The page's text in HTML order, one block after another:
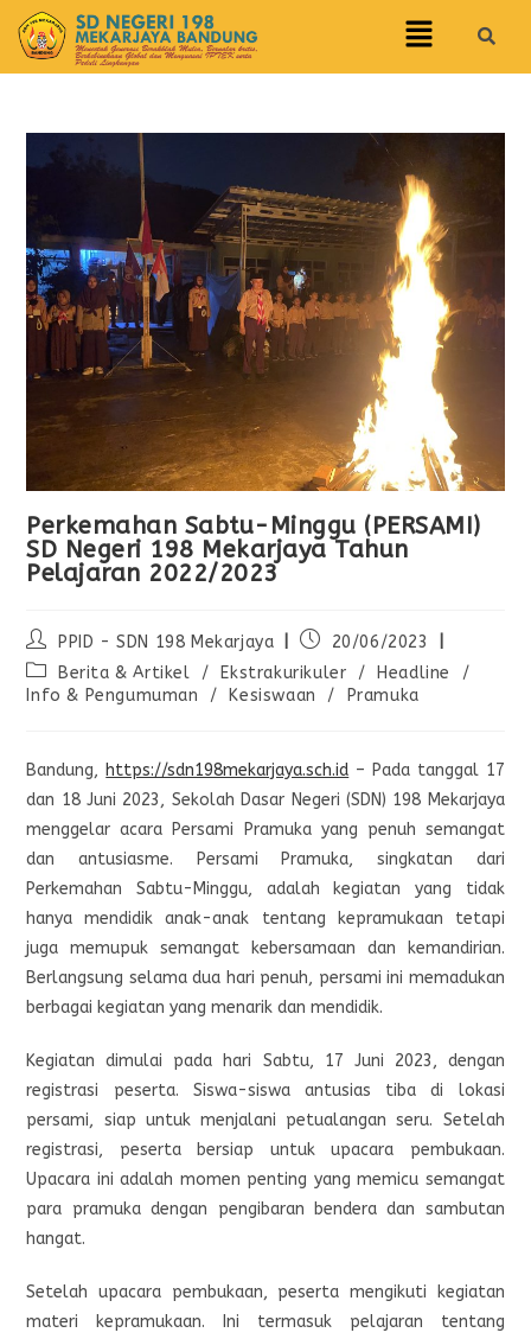
Perkemahan Sabtu-Minggu (PERSAMI)
SD Negeri 198 Mekarjaya Tahun
Pelajaran 2022/2023
PPID - SDN 198 Mekarjaya
20/06/2023
Berita & Artikel
/ Ekstrakurikuler / Headline
/
Info & Pengumuman
/ Kesiswaan / Pramuka
Bandung, https://sdn198mekarjaya.sch.id – Pada tanggal 17
dan 18 Juni 2023, Sekolah Dasar Negeri (SDN) 198 Mekarjaya
menggelar acara Persami Pramuka yang penuh semangat
dan antusiasme. Persami Pramuka, singkatan dari
Perkemahan Sabtu-Minggu, adalah kegiatan yang tidak
hanya mendidik anak-anak tentang kepramukaan tetapi
juga memupuk semangat kebersamaan dan kemandirian.
Berlangsung selama dua hari penuh, persami ini memadukan
berbagai kegiatan yang menarik dan mendidik.
Kegiatan dimulai pada hari Sabtu, 17 Juni 2023, dengan
registrasi peserta. Siswa-siswa antusias tiba di lokasi
persami, siap untuk menjalani petualangan seru. Setelah
registrasi, peserta bersiap untuk upacara pembukaan.
Upacara ini adalah momen penting yang memicu semangat
para pramuka dengan pengibaran bendera dan sambutan
hangat.
Setelah upacara pembukaan, peserta mengikuti kegiatan
materi kepramukaan. Ini termasuk pelajaran tentang